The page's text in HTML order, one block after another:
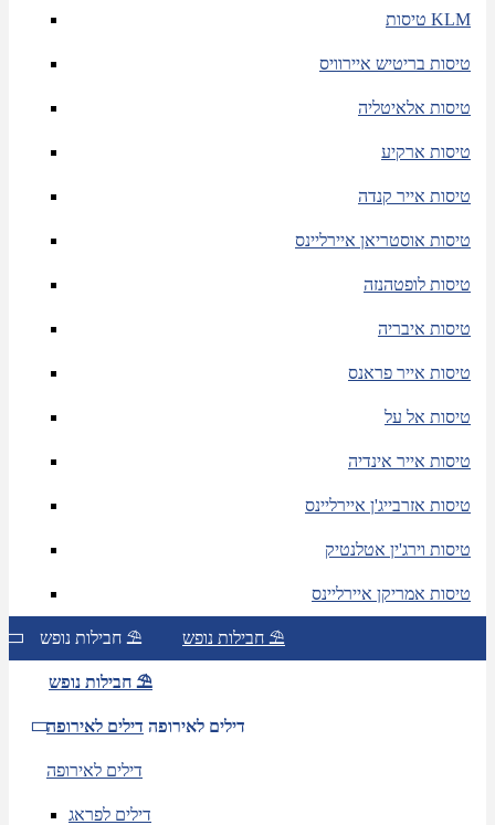
טיסות KLM
טיסות בריטיש איירוויס
טיסות אלאיטליה
טיסות ארקיע
טיסות אייר קנדה
טיסות אוסטריאן איירליינס
טיסות לופטהנזה
טיסות איבריה
טיסות אייר פראנס
טיסות אל על
טיסות אייר אינדיה
טיסות אזרבייג'ן איירליינס
טיסות וירג'ין אטלנטיק
טיסות אמריקן איירליינס
חבילות נופש ⛱ חבילות נופש ⛱
חבילות נופש ⛱
דילים לאירופה דילים לאירופה
דילים לאירופה
דילים לפראג